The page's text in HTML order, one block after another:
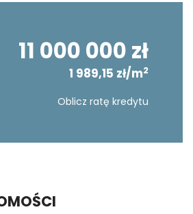
11 000 000 zł
1 989,15 zł/m2
Oblicz ratę kredytu